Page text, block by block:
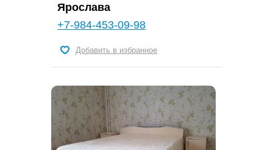
Ярослава
+7-984-453-09-98
Добавить в избранное